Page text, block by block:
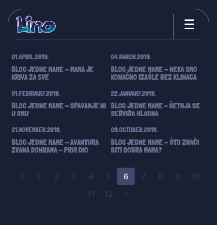
Roditelji za 5
01.APRIL.2019.
BLOG JEDNE MAME - MAMA JE
KRIVA ZA SVE
04.MARCH.2019.
BLOG JEDNE MAME - NEKA SMO
KONAČNO IZAŠLE BEZ KLINACA
01.FEBRUARY.2019.
BLOG JEDNE MAME - SPAVANJE NI
U SNU
22.JANUARY.2019.
BLOG JEDNE MAME – ŠETNJA SE
SERVIRA HLADNA
21.NOVEMBER.2018.
BLOG JEDNE MAME - AVANTURA
ZVANA DOHRANA - PRVI DIO
09.OCTOBER.2018.
BLOG JEDNE MAME - ŠTO ZNAČI
BITI DOBRA MAMA?
1 2 3 4 5 6 7 8 9
10
11
12